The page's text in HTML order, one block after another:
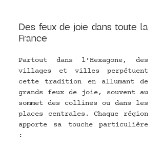
Des feux de joie dans toute la
France
Partout dans l’Hexagone, des
villages et villes perpétuent
cette tradition en allumant de
grands feux de joie, souvent au
sommet des collines ou dans les
places centrales. Chaque région
apporte sa touche particulière
: